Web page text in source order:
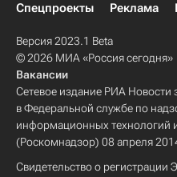
Спецпроекты
Реклама
Версия 2023.1 Beta
© 2026 МИА «Россия сегодня»
Вакансии
Сетевое издание РИА Новости
в Федеральной службе по
информационных технологий
(Роскомнадзор) 08 апреля
Свидетельство о